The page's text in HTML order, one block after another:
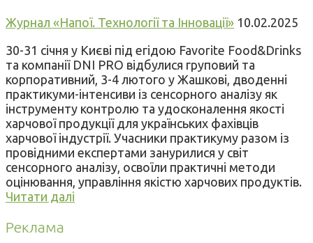
Журнал «Напої. Технології та Інновації» 10.02.2025
30-31 січня у Києві під егідою Favorite Food&Drinks
та компанії DNI PRO відбулися груповий та
корпоративний, 3-4 лютого у Жашкові, дводенні
практикуми-інтенсиви із сенсорного аналізу як
інструменту контролю та удосконалення якості
харчової продукції для українських фахівців
харчової індустрії. Учасники практикуму разом із
провідними експертами занурилися у світ
сенсорного аналізу, освоїли практичні методи
оцінювання, управління якістю харчових продуктів.
Читати далі
Реклама